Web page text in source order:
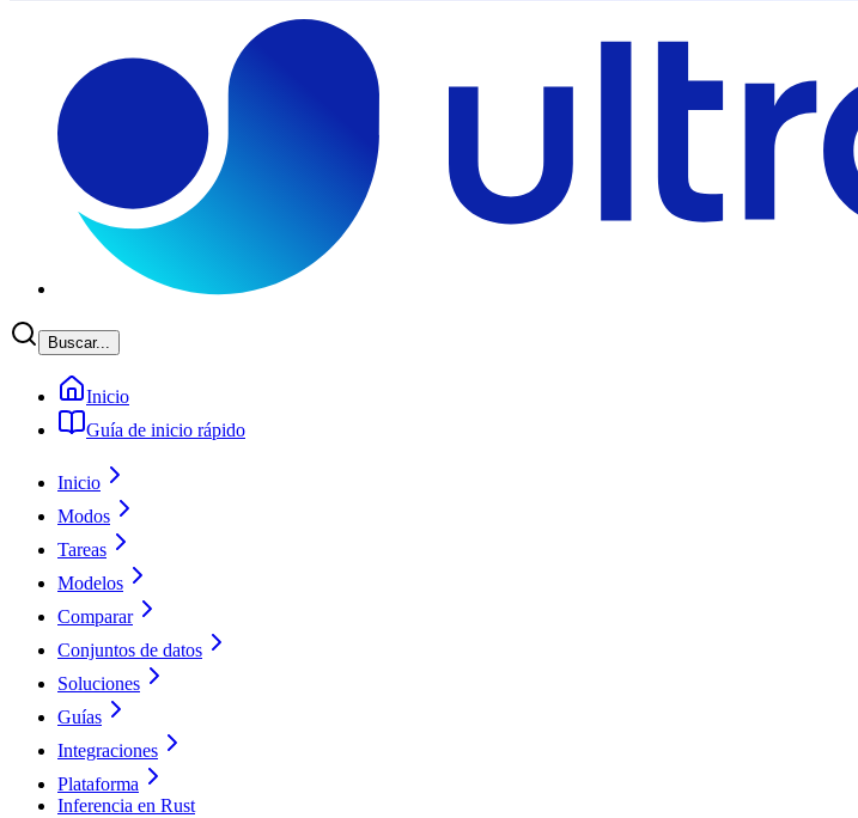
Buscar...
Inicio
Guía de inicio rápido
Inicio
Modos
Tareas
Modelos
Comparar
Conjuntos de datos
Soluciones
Guías
Integraciones
Plataforma
Inferencia en Rust